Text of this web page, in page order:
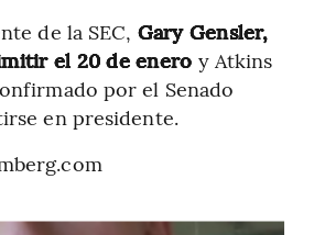
de la SEC, Gary Gensler,
el 20 de enero y Atkins
por el Senado
en presidente.